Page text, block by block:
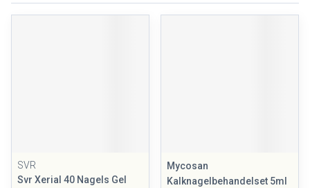
SVR
Svr Xerial 40 Nagels Gel
Mycosan
Kalknagelbehandelset 5ml